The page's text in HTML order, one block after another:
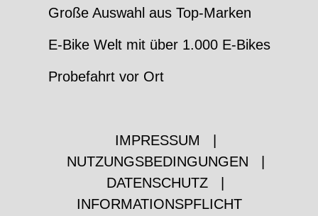
Große Auswahl aus Top-Marken
E-Bike Welt mit über 1.000 E-Bikes
Probefahrt vor Ort
IMPRESSUM
NUTZUNGSBEDINGUNGEN
DATENSCHUTZ
INFORMATIONSPFLICHT